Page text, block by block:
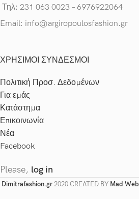
Τηλ: 231 063 0023 – 6976922064
Email: info@argiropoulosfashion.gr
ΧΡΗΣΙΜΟΙ ΣΥΝΔΕΣΜΟΙ
Πολιτική Προσ. Δεδομένων
Για εμάς
Κατάστημα
Επικοινωνία
Νέα
Facebook
Please, log in
Dimitrafashion.gr2020 CREATED BY Mad Web